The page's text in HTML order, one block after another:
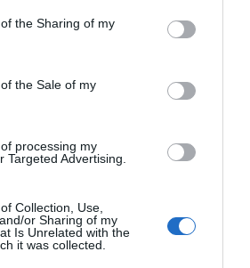
the Sharing of my
the Sale of my
processing my
Targeted Advertising.
Collection, Use,
or Sharing of my
Is Unrelated with the
it was collected.
Pantoja pierde dos pleitos
suma y sigue
35 cerró la sesión del
en los 20.057 puntos,
récord